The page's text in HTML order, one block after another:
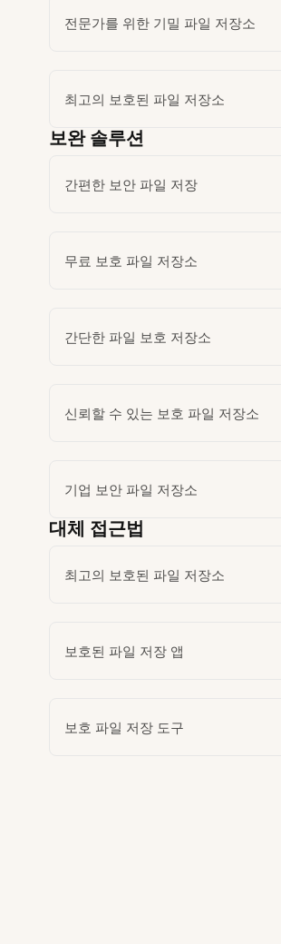
전문가를 위한 기밀 파일 저장소
최고의 보호된 파일 저장소
보완 솔루션
간편한 보안 파일 저장
무료 보호 파일 저장소
간단한 파일 보호 저장소
신뢰할 수 있는 보호 파일 저장소
기업 보안 파일 저장소
대체 접근법
최고의 보호된 파일 저장소
보호된 파일 저장 앱
보호 파일 저장 도구